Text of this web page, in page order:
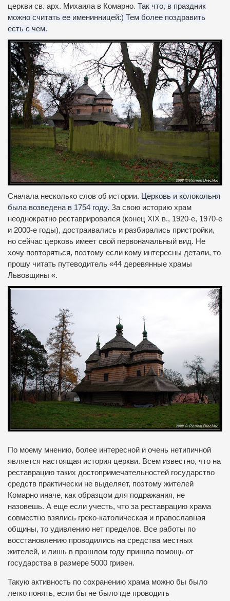
церкви св. арх. Михаила в Комарно. Так что, в праздник
можно считать ее именинницей:) Тем более поздравить
есть с чем.
Сначала несколько слов об истории. Церковь и колокольня
была возведена в 1754 году. За свою историю храм
неоднократно реставрировался (конец XIX в., 1920-е, 1970-е
и 2000-е годы), достраивались и разбирались пристройки,
но сейчас церковь имеет свой первоначальный вид. Не
хочу повторяться, поэтому если кому интересны детали, то
прошу читать путеводитель «44 деревянные храмы
Львовщины «.
По моему мнению, более интересной и очень нетипичной
является настоящая история церкви. Всем известно, что на
реставрацию таких достопримечательностей государство
средств практически не выделяет, поэтому жителей
Комарно иначе, как образцом для подражания, не
назовешь. А еще если учесть, что за реставрацию храма
совместно взялись греко-католическая и православная
общины, то удивлению нет пределов. Все работы по
восстановлению проводились на средства местных
жителей, и лишь в прошлом году пришла помощь от
государства в размере 5000 гривен.
Такую активность по сохранению храма можно бы было
легко понять, если бы не было где проводить